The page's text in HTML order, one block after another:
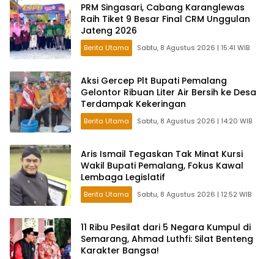
PRM Singasari, Cabang Karanglewas
Raih Tiket 9 Besar Final CRM Unggulan
Jateng 2026
Berita Utama Sabtu, 8 Agustus 2026 | 15:41 WIB
Aksi Gercep Plt Bupati Pemalang
Gelontor Ribuan Liter Air Bersih ke Desa
Terdampak Kekeringan
Berita Utama Sabtu, 8 Agustus 2026 | 14:20 WIB
Aris Ismail Tegaskan Tak Minat Kursi
Wakil Bupati Pemalang, Fokus Kawal
Lembaga Legislatif
Berita Utama Sabtu, 8 Agustus 2026 | 12:52 WIB
11 Ribu Pesilat dari 5 Negara Kumpul di
Semarang, Ahmad Luthfi: Silat Benteng
Karakter Bangsa!